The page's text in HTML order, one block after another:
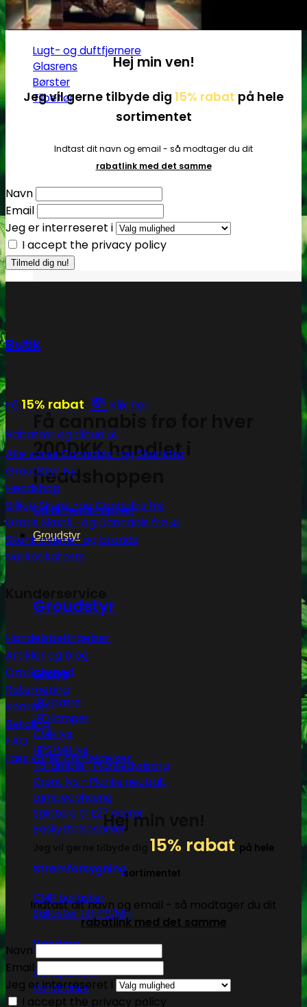
Rengøring
Lugt- og duftfjernere
Glasrens
Børster
Tilbehør
200DKK handlet i
headshoppen
Gå til headshoppen
Groudstyr
Groudstyr
Grolys
LED pære
LED lamper
CMH lys
HPS/MH lys
T5 lamper | Plantedyrkning
Grønt lys - Plante neutralt
Lampeophæng
Splittere til E27 pærer
Beskyttelsesbriller
Strømforsygning
CMH ballaster
Ballaster til HPS/MH
Vanding
Vandpumper
Vandtanke
Hej min ven!
Jeg vil gerne tilbyde dig 15% rabat på hele
sortimentet
Indtast dit navn og email - så modtager du dit
rabatlink med det samme
Navn
Email
Jeg er interreseret i
I accept the privacy policy
Butik
Få 15% rabat 💸 Klik her
Rabatter og tilbud 💰
Alle vores Cannabis -og Skunkfrø
Groudstyr
Headshop
Billige Skunk -og Cannabis frø
Gratis Skunk -og Cannabis frø 🌿
Skunk avlere- og brands
Narkotikatests
Handelsbetingelser
Artikler og blog
Om Subseed
Returnering
Kontakt
Betaling
FAQ
Læs vores anmeldelser
Hej min ven!
15% rabat på hele
sortimentet
Indtast dit navn og email - så modtager du dit
rabatlink med det samme
Navn
Email
Jeg er interreseret i
I accept the privacy policy